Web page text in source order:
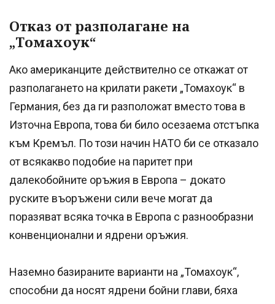
Отказ от разполагане на
„Томахоук“
Ако американците действително се откажат от
разполагането на крилати ракети „Томахоук“ в
Германия, без да ги разположат вместо това в
Източна Европа, това би било осезаема отстъпка
към Кремъл. По този начин НАТО би се отказало
от всякакво подобие на паритет при
далекобойните оръжия в Европа – докато
руските въоръжени сили вече могат да
поразяват всяка точка в Европа с разнообразни
конвенционални и ядрени оръжия.
Наземно базираните варианти на „Томахоук“,
способни да носят ядрени бойни глави, бяха